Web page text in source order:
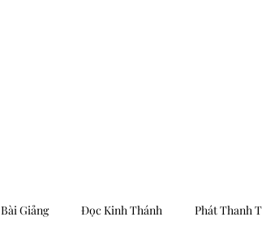
Bài Giảng Đọc Kinh Thánh Phát Thanh